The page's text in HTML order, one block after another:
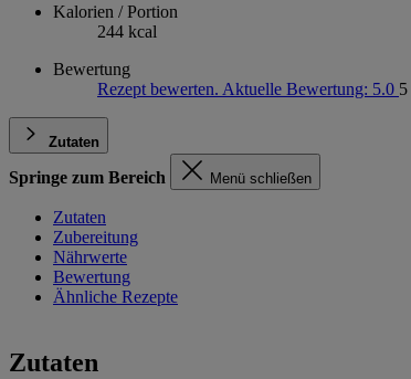
Kalorien / Portion
244 kcal
Bewertung
Rezept bewerten. Aktuelle Bewertung: 5.0 5
Zutaten
Springe zum Bereich Menü schließen
Zutaten
Zubereitung
Nährwerte
Bewertung
Ähnliche Rezepte
Zutaten